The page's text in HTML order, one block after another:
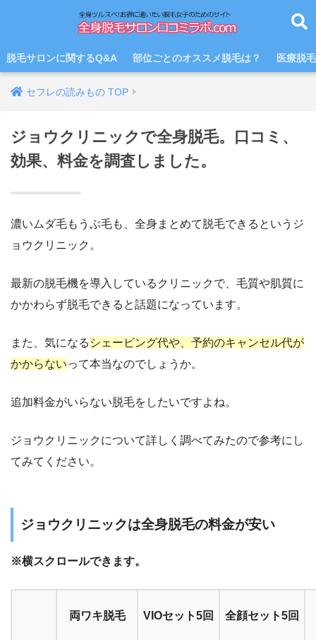
脱毛サロンに関するQ&A 部位ごとのオススメ脱毛は？ 医療脱
ジョウクリニックで全身脱毛。口コミ、
効果、料金を調査しました。
濃いムダ毛もうぶ毛も、全身まとめて脱毛できるというジ
ョウクリニック。
最新の脱毛機を導入しているクリニックで、毛質や肌質に
かかわらず脱毛できると話題になっています。
また、気になる シェービング代や、予約のキャンセル代が
かからないって本当なのでしょうか。
追加料金がいらない脱毛をしたいですよね。
ジョウクリニックについて詳しく調べてみたので参考にし
てみてください。
ジョウクリニックは全身脱毛の料金が安い
※横スクロールできます。
両ワキ脱毛 VIOセット5回
全顔セット5回